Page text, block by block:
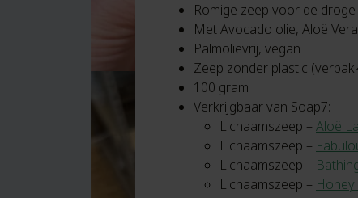
Romige zeep voor de
Met Avocado olie, Aloë
Palmolievrij, vegan
Zeep zonder plastic
100 gram
Verkrijgbaar van Soap7:
Lichaamszeep – Aloë
Lichaamszeep –
Lichaamszeep –
Lichaamszeep –